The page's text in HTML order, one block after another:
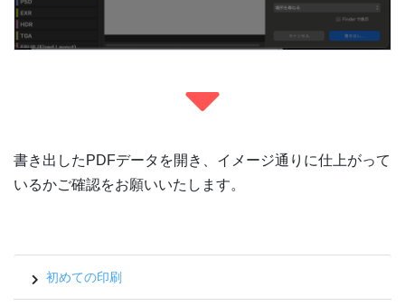
書き出したPDFデータを開き、イメージ通りに仕上がって
いるかご確認をお願いいたします。
初めての印刷